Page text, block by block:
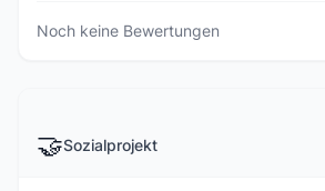
Noch keine Bewertungen
🤝Sozialprojekt